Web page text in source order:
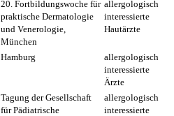
20. Fortbildungswoche für
praktische Dermatologie
und Venerologie,
München
allergologisch
interessierte
Hautärzte
Hamburg
allergologisch
interessierte
Ärzte
Tagung der Gesellschaft
für Pädiatrische
allergologisch
interessierte